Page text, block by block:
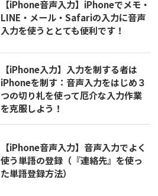
【iPhone音声入力】iPhoneでメモ・
LINE・メール・Safariの入力に音声
入力を使うととても便利です！
【iPhone入力】入力を制する者は
iPhoneを制す：音声入力をはじめ３
つの切り札を使って厄介な入力作業
を克服しよう！
【iPhone音声入力】音声入力でよく
使う単語の登録（『連絡先』を使っ
た単語登録方法）